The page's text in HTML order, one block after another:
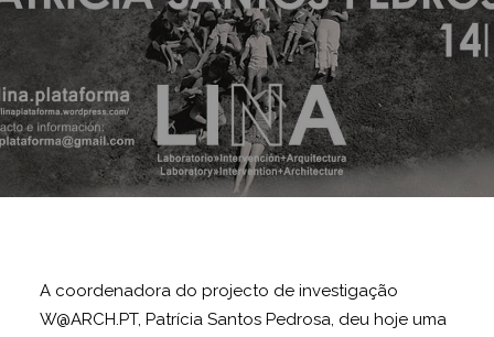
A coordenadora do projecto de investigação
W@ARCH.PT, Patrícia Santos Pedrosa, deu hoje uma